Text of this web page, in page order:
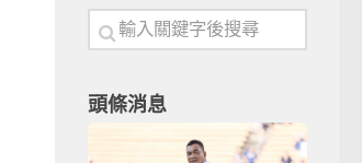
頭條消息